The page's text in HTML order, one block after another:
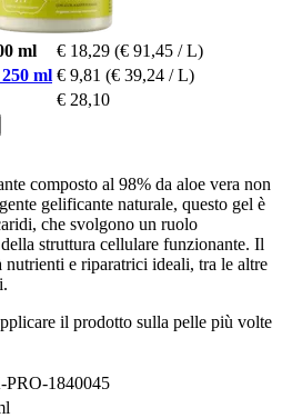
ml € 18,29 (€ 91,45 / L)
ml € 9,81 (€ 39,24 / L)
€ 28,10
composto al 98% da aloe vera non
gelificante naturale, questo gel è
che svolgono un ruolo
struttura cellulare funzionante. Il
e riparatrici ideali, tra le altre
il prodotto sulla pelle più volte
1840045